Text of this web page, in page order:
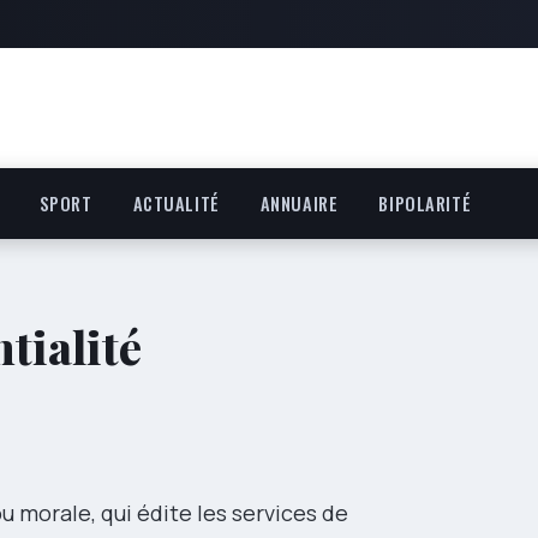
SPORT ACTUALITÉ ANNUAIRE BIPOLARITÉ
morale, qui édite les services de